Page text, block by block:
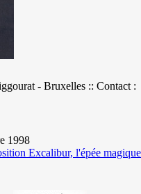
- Bruxelles :: Contact :
1998
Excalibur, l'épée magique